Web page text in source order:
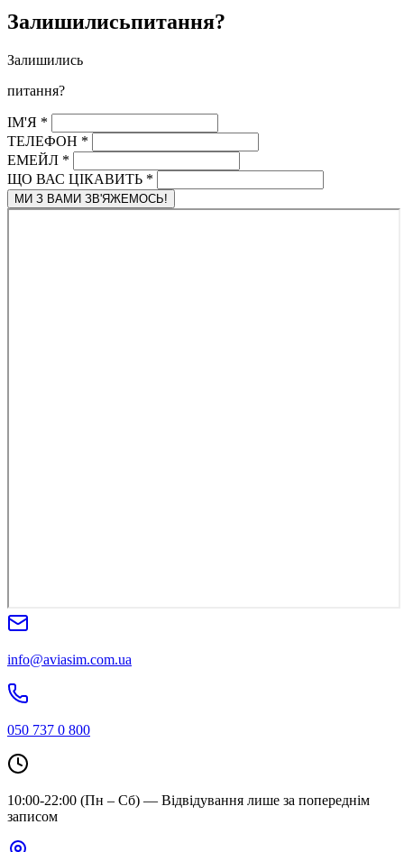
Залишилисьпитання?
Залишились
питання?
ІМ'Я *
ТЕЛЕФОН *
ЕМЕЙЛ *
ЩО ВАС ЦІКАВИТЬ *
МИ З ВАМИ ЗВ'ЯЖЕМОСЬ!
info@aviasim.com.ua
050 737 0 800
10:00-22:00 (Пн – Сб) — Відвідування лише за попереднім
записом